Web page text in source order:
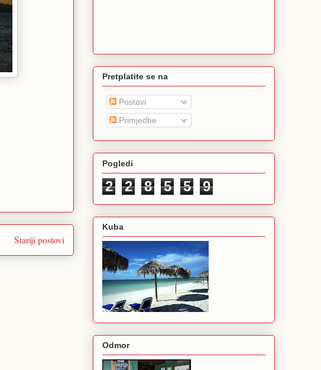
Stariji postovi
Pretplatite se na
Postovi
Primjedbe
Pogledi
2 2 8 5 5 9
Kuba
Odmor